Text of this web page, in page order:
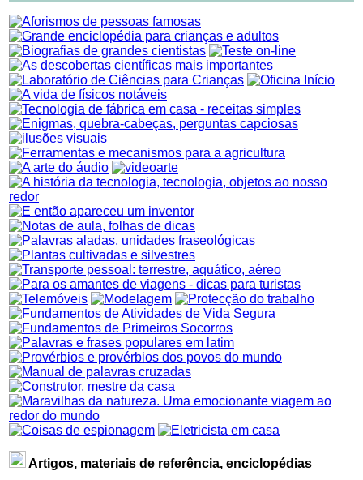
Artigos, materiais de referência, enciclopédias